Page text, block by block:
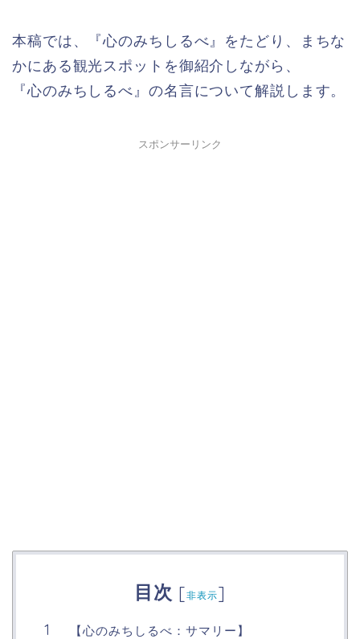
本稿では、『心のみちしるべ』をたどり、まちな
かにある観光スポットを御紹介しながら、
『心のみちしるべ』の名言について解説します。
スポンサーリンク
目次 [非表示]
【心のみちしるべ：サマリー】